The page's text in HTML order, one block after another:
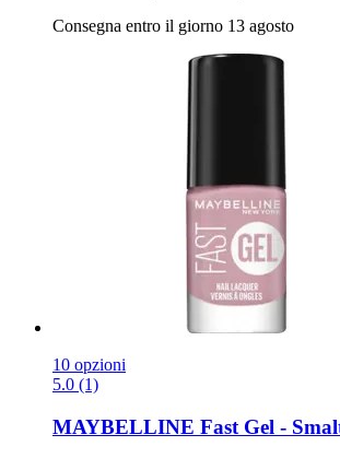
Consegna entro il giorno 13 agosto
10 opzioni
5.0 (1)
MAYBELLINE Fast Gel -​